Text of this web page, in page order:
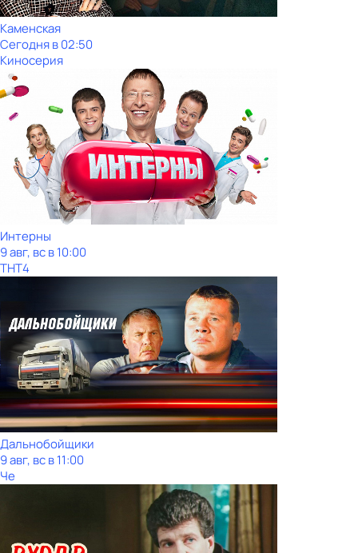
Каменская
Сегодня в 02:50
Киносерия
Интерны
9 авг, вс в 10:00
ТНТ4
Дальнобойщики
9 авг, вс в 11:00
Че